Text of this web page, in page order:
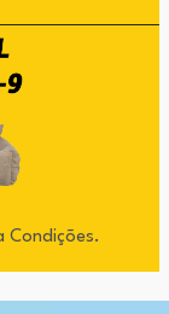
Condições.